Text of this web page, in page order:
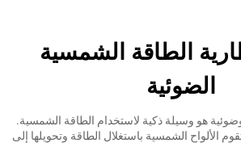
الطاقة الشمسية
الضوئية
هو وسيلة ذكية لاستخدام الطاقة الشمسية.
الألواح الشمسية باستغلال الطاقة وتحويلها إلى